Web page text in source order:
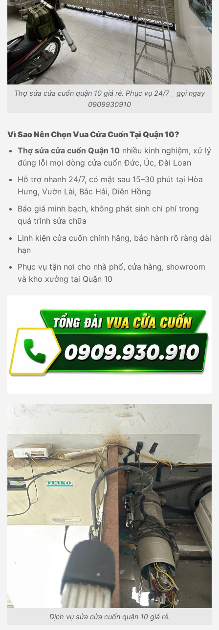
Thợ sửa cửa cuốn quận 10 giá rẻ. Phục vụ 24/7 _ gọi ngay
0909930910
Vì Sao Nên Chọn Vua Cửa Cuốn Tại Quận 10?
Thợ sửa cửa cuốn Quận 10 nhiều kinh nghiệm, xử lý
đúng lỗi mọi dòng cửa cuốn Đức, Úc, Đài Loan
Hỗ trợ nhanh 24/7, có mặt sau 15–30 phút tại Hòa
Hưng, Vườn Lài, Bắc Hải, Diên Hồng
Báo giá minh bạch, không phát sinh chi phí trong
quá trình sửa chữa
Linh kiện cửa cuốn chính hãng, bảo hành rõ ràng dài
hạn
Phục vụ tận nơi cho nhà phố, cửa hàng, showroom
và kho xưởng tại Quận 10
Dịch vụ sửa cửa cuốn quận 10 giá rẻ.